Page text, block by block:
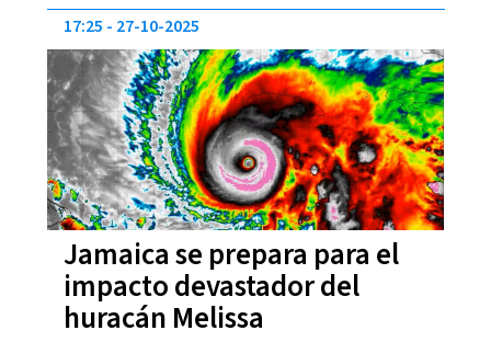
Jamaica se prepara para el
impacto devastador del
huracán Melissa
17:25 27-10-2025